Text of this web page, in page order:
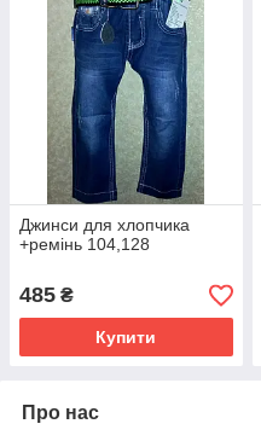
Джинси для хлопчика
+ремінь 104,128
485 ₴
Купити
Про нас